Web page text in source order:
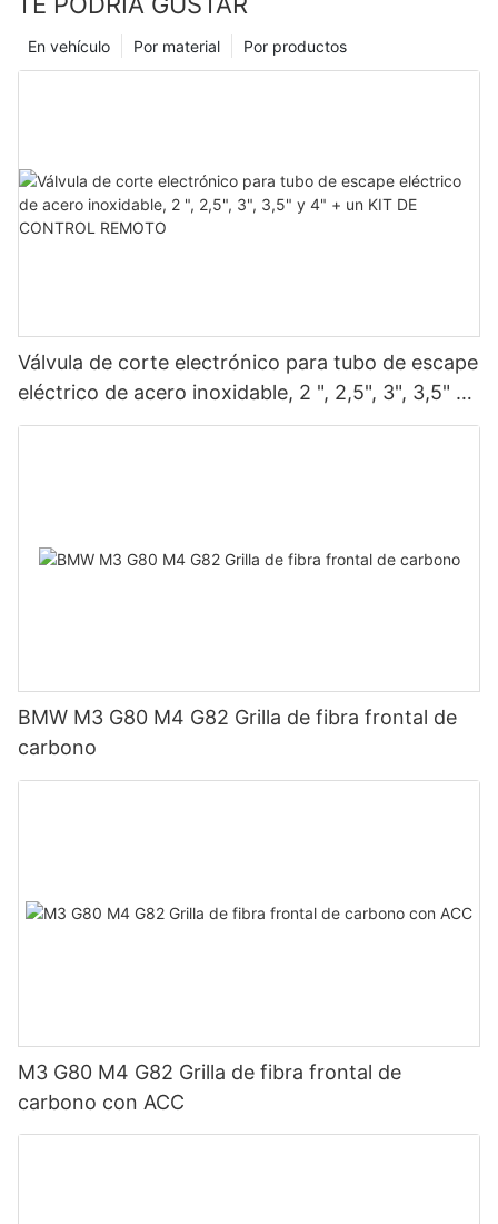
problemas.
Por productos
Por material
En vehículo
Válvula de corte electrónico para tubo de escape
eléctrico de acero inoxidable, 2 ", 2,5", 3", 3,5" y
4" + un KIT DE CONTROL REMOTO
BMW M3 G80 M4 G82 Grilla de fibra frontal de
carbono
M3 G80 M4 G82 Grilla de fibra frontal de
carbono con ACC